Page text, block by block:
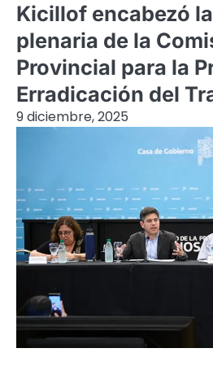
Kicillof encabezó
plenaria de la
Provincial para la
Erradicación del
9 diciembre, 2025